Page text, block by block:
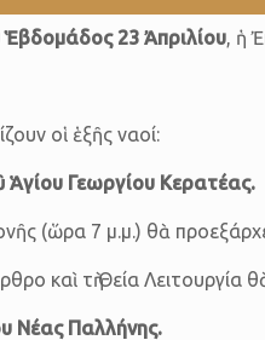
Ἑβδομάδος 23 Ἀπριλίου, ἡ
οἱ ἑξῆς ναοί:
Γεωργίου Κερατέας.
(ὥρα 7 μ.μ.) θὰ
καὶ τὴ Θεία Λειτουργία
Νέας Παλλήνης.